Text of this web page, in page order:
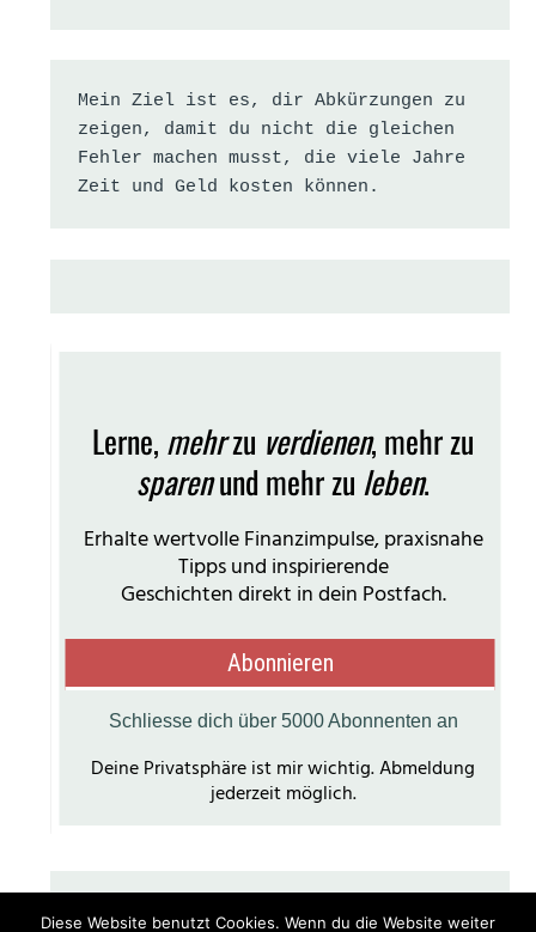
Mein Ziel ist es, dir Abkürzungen zu
zeigen, damit du nicht die gleichen
Fehler machen musst, die viele Jahre
Zeit und Geld kosten können.
Diese Website benutzt Cookies. Wenn du die Website weiter